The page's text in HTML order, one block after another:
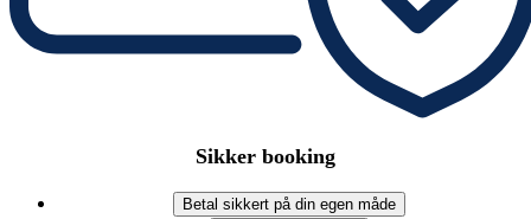
Sikker booking
Betal sikkert på din egen måde